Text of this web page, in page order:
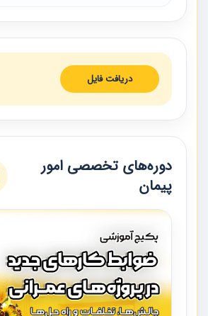
دریافت فایل
دوره‌های تخصصی امور
پیمان